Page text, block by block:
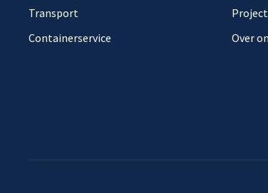
Transport
Containerservice
Over